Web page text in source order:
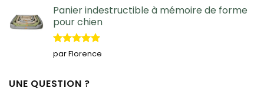
Panier indestructible à mémoire de forme
pour chien
Note5sur
5
par Florence
UNE QUESTION ?